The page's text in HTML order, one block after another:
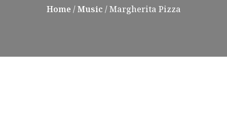
Home /Music / Margherita Pizza